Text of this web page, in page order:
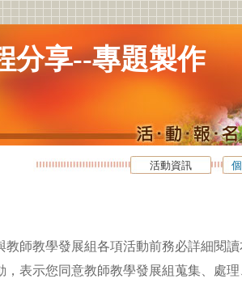
分享--專題製作
活動資訊
師教學發展組各項活動前務必詳細閱
表示您同意教師教學發展組蒐集、處